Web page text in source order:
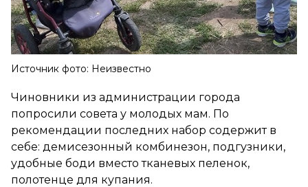
Источник фото: Неизвестно
Чиновники из администрации города
попросили совета у молодых мам. По
рекомендации последних набор содержит в
себе: демисезонный комбинезон, подгузники,
удобные боди вместо тканевых пеленок,
полотенце для купания.